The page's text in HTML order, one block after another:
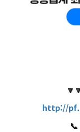
🔽
http://
📞